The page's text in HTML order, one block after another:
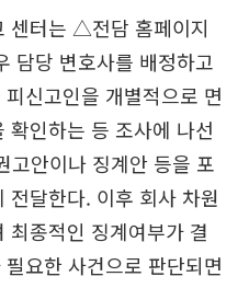
센터는 △전담 홈페이지
담당 변호사를 배정하고
신고인을 개별적으로 면
확인하는 등 조사에 나선
안이나 징계안 등을 포
전달한다. 이후 회사 차원
최종적인 징계여부가 결
요한 사건으로 판단되면